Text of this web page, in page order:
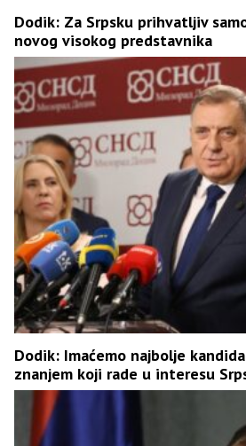
Dodik: Za Srpsku prihvatljiv
novog visokog predstavnika
Dodik: Imaćemo najbolje
znanjem koji rade u interesu